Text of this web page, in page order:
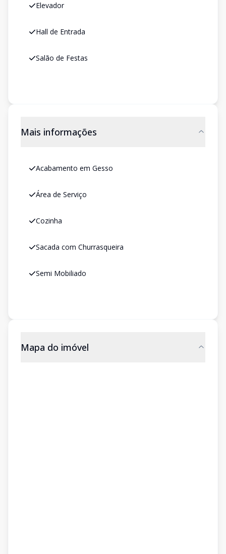
Elevador
Hall de Entrada
Salão de Festas
Mais informações
Acabamento em Gesso
Área de Serviço
Cozinha
Sacada com Churrasqueira
Semi Mobiliado
Mapa do imóvel